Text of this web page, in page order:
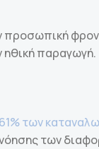
προσωπική
ηθική παραγωγή.
των
των